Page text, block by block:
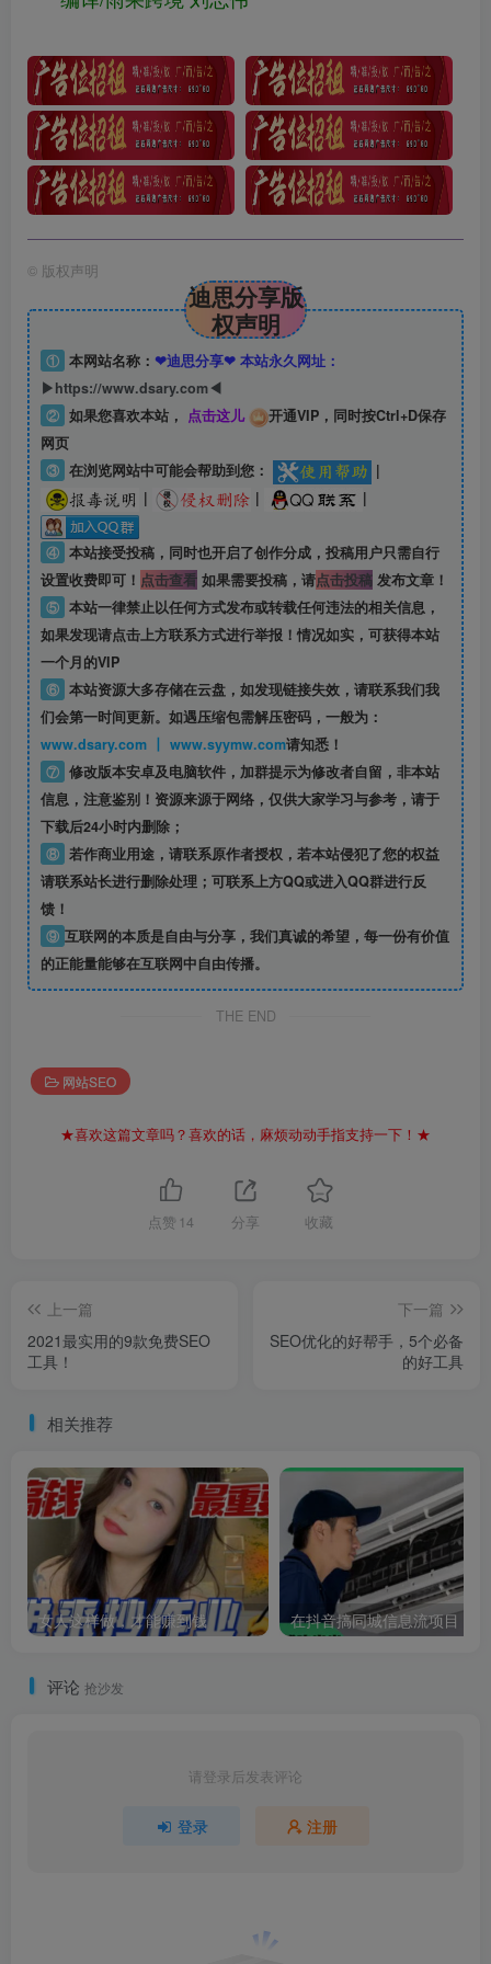
© 版权声明
迪思分享版
权声明
① 本网站名称： ❤迪思分享❤ 本站永久网址：
▶https://www.dsary.com◀
② 如果您喜欢本站， 点击这儿
开通VIP，同时按Ctrl+D保存
网页
③ 在浏览网站中可能会帮助到您：
|
|
| |
④ 本站接受投稿，同时也开启了创作分成，投稿用户只需自行
设置收费即可！ 点击查看如果需要投稿，请点击投稿发布文章！
⑤ 本站一律禁止以任何方式发布或转载任何违法的相关信息，
如果发现请点击上方联系方式进行举报！情况如实，可获得本站
一个月的VIP
⑥ 本站资源大多存储在云盘，如发现链接失效，请联系我们我
们会第一时间更新。如遇压缩包需解压密码，一般为：
www.dsary.com 丨 www.syymw.com请知悉！
⑦ 修改版本安卓及电脑软件，加群提示为修改者自留， 非本站
信息，注意鉴别！资源来源于网络，仅供大家学习与参考，请于
下载后24小时内删除；
⑧ 若作商业用途，请联系原作者授权，若本站侵犯了您的权益
请联系站长进行删除处理；可联系上方QQ或进入QQ群进行反
馈！
⑨ 互联网的本质是自由与分享，我们真诚的希望，每一份有价值
的正能量能够在互联网中自由传播。
THE END
网站SEO
★喜欢这篇文章吗？喜欢的话，麻烦动动手指支持一下！★
点赞 14 分享 收藏
上一篇
2021最实用的9款免费SEO
工具！
下一篇
SEO优化的好帮手，5个必备
的好工具
相关推荐
女人这样做，才能赚到钱 在抖音搞同城信息流项目
评论 抢沙发
请登录后发表评论
登录 注册